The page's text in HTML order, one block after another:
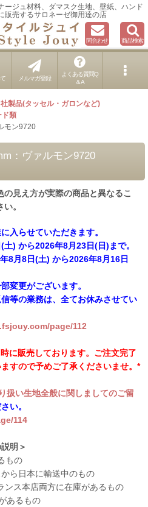
ージュ材料、ダマスク生地、壁紙、ハンド
販売するサロネーゼ御用達の店
問合わせ 商品検索
メルマガ登録
よくある質問Q
＆A
製品(タッセル・ガロンなど)
ド類
モン9720
：ヴァルモン9720
の見え方が実際の商品と異なるこ
。
入らせていただきます。
) から2026年8月23日(日)まで。
8月8日(土) から2026年8月16日
変更がございます。
等の業務は、全てお休みさせてい
page/112
に販売しております。ご注文完了
すので予めご了承くださいませ。*
扱い生地全般に関しましてのご留
い。
114
明＞
もの
ら日本に輸送中のもの
ンス本店両方に在庫があるもの
あるもの